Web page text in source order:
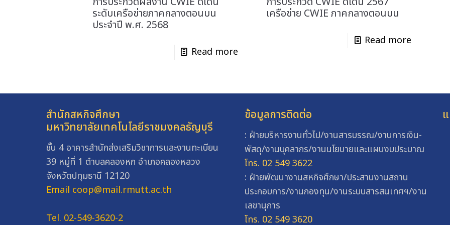
ระดับเครือข่ายภาคกลางตอนบน
ประจำปี พ.ศ. 2568
Read more
เครือข่าย CWIE ภาคกลางตอนบน
Read more
สำนักสหกิจศึกษา
มหาวิทยาลัยเทคโนโลยีราชมงคลธัญบุรี
ชั้น 4 อาคารสำนักส่งเสริมวิชาการและงานทะเบียน
39 หมู่ที่ 1 ตำบลคลองหก อำเภอคลองหลวง
จังหวัดปทุมธานี 12120
Email coop@mail.rmutt.ac.th
Tel. 02-549-3620-2
ข้อมูลการติดต่อ
: ฝ่ายบริหารงานทั่วไป/งานสารบรรณ/งานการเงิน-
พัสดุ/งานบุคลากร/งานนโยบายและแผนงบประมาณ
โทร. 02 549 3622
: ฝ่ายพัฒนางานสหกิจศึกษา/ประสานงานสถาน
ประกอบการ/งานกองทุน/งานระบบสารสนเทศฯ/งาน
เลขานุการ
โทร. 02 549 3620